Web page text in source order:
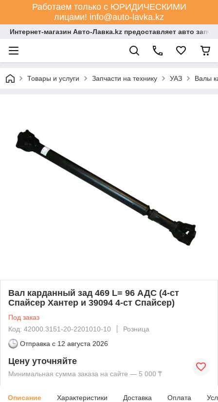
Работаем только с ЮРИДИЧЕСКИМИ
лицами! info@auto-lavka.kz
Интернет-магазин Авто-Лавка.kz предоставляет авто
Товары и услуги Запчасти на технику УАЗ Валы
Вал карданный зад 469 L= 96 АДС (4-ст
Спайсер Хантер и 39094 4-ст Спайсер)
Под заказ
Код: 42000.3151-20-2201010-10
Розница
Отправка с 12 августа 2026
Цену уточняйте
Минимальная сумма заказа на сайте — 5 000 ₸
Описание Характеристики Доставка Оплата